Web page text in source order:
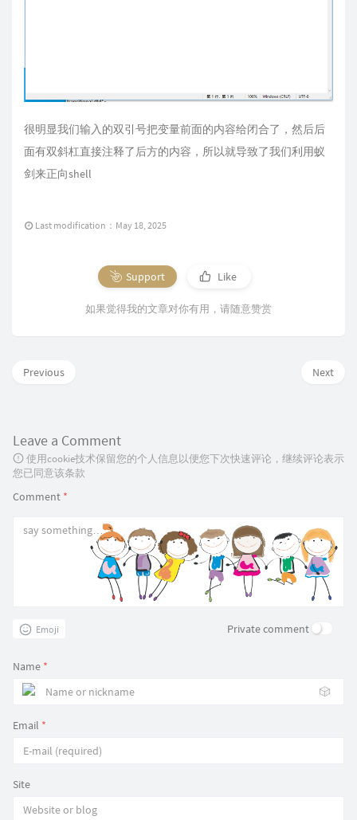
很明显我们输入的双引号把变量前面的内容给闭合了，然后后
面有双斜杠直接注释了后方的内容，所以就导致了我们利用蚁
剑来正向shell
Last modification：May 18, 2025
Support Like
如果觉得我的文章对你有用，请随意赞赏
Next
Previous
Leave a Comment
使用cookie技术保留您的个人信息以便您下次快速评论，继续评论表示
您已同意该条款
Comment *
Emoji Private comment
Name *
🎲
Email *
Site